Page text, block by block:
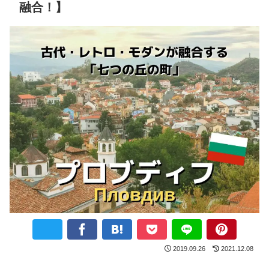
融合！】
2019.09.26 2021.12.08